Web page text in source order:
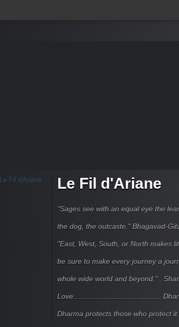
Le Fil d'Ariane
"Sages see with an equal eye the
the dog, the outcaste." Bhagavad-
"East, West, South, or North makes
be sure to make every journey a
whole wide world and beyond." .
Love...........................................
Dharma protects those who protect